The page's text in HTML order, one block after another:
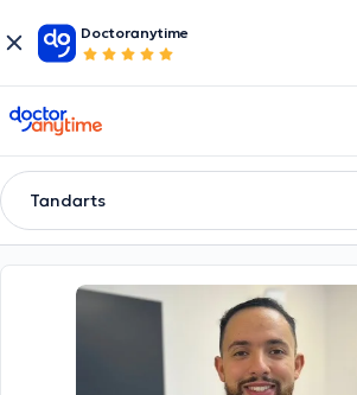
Doctoranytime
doctoranytime
Tandarts